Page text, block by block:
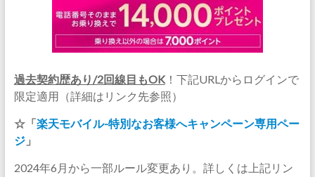
過去契約歴あり/2回線目もOK！下記URLからログインで
限定適用（詳細はリンク先参照）
☆「楽天モバイル-特別なお客様へキャンペーン専用ペー
ジ」
2024年6月から一部ルール変更あり。詳しくは上記リン